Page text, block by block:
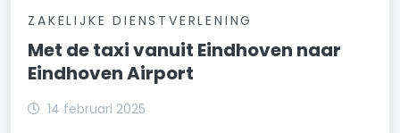
ZAKELIJKE DIENSTVERLENING
Met de taxi vanuit Eindhoven naar
Eindhoven Airport
14 februari 2025